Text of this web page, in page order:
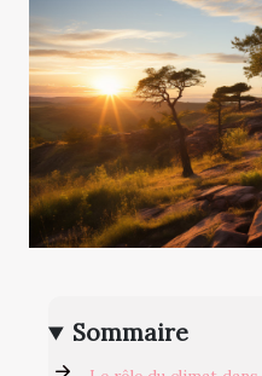
Sommaire